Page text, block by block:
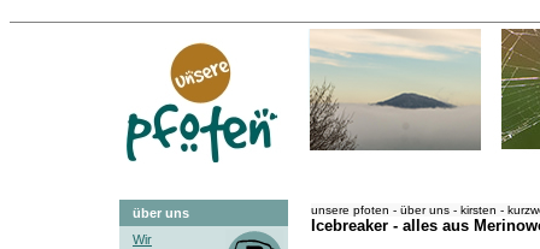
über uns
Wir
unsere pfoten - über uns - kirsten -
Icebreaker - alles aus